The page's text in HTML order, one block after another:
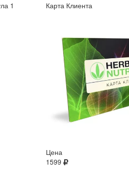
1 Карта Клиента
Цена
1599